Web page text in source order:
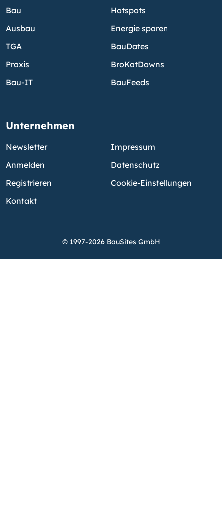
Bau
Ausbau
TGA
Praxis
Bau-IT
Hotspots
Energie sparen
BauDates
BroKatDowns
BauFeeds
Unternehmen
Newsletter
Anmelden
Registrieren
Kontakt
Impressum
Datenschutz
Cookie-Einstellungen
© 1997-2026 BauSites GmbH